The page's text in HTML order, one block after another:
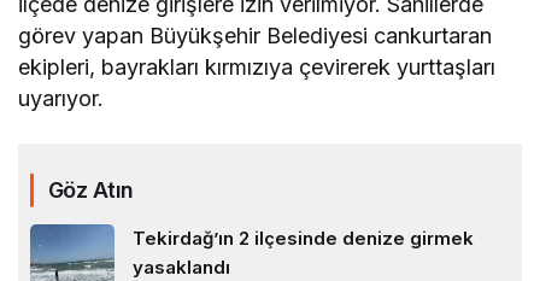
görev yapan Büyükşehir Belediyesi cankurtaran
ekipleri, bayrakları kırmızıya çevirerek yurttaşları
uyarıyor.
Göz Atın
Tekirdağ’ın 2 ilçesinde denize girmek
yasaklandı